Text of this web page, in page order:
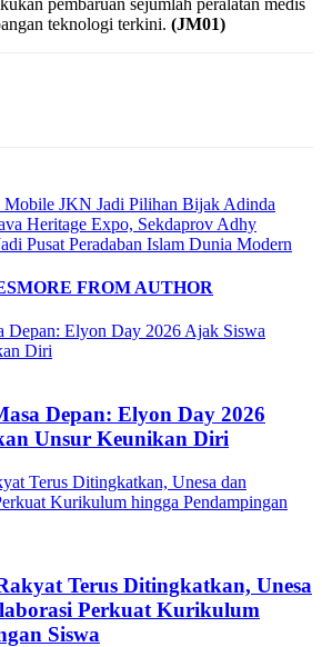
teknologi terkini. (JM01)
JKN Jadi Pilihan Bijak Adinda
Heritage Expo, Sekdaprov Adhy
Pusat Peradaban Islam Dunia Modern
MORE FROM AUTHOR
Depan: Elyon Day 2026
Unsur Keunikan Diri
Terus Ditingkatkan, Unesa
Perkuat Kurikulum
Siswa